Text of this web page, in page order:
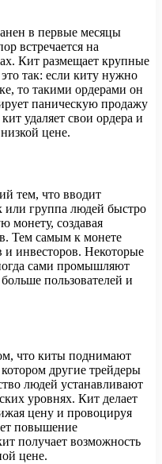
в первые месяцы
встречается на
Кит размещает крупные
так: если киту нужно
то такими ордерами он
паническую продажу
удаляет свои ордера и
цене.
тем, что вводит
или группа людей быстро
монету, создавая
Тем самым к монете
и инвесторов. Некоторые
сами промышляют
пользователей и
что киты поднимают
другие трейдеры
людей устанавливают
уровнях. Кит делает
цену и провоцируя
повышение
получает возможность
цене.